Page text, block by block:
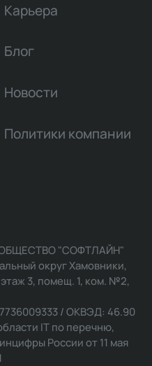
Карьера
Блог
Новости
Политики компании
"СОФТЛАЙН"
округ Хамовники,
этаж 3, помещ. 1, ком. №2,
/ ОКВЭД: 46.90
IT по перечню,
России от 11 мая